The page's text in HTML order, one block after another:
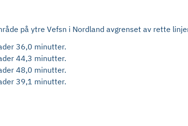
på ytre Vefsn i Nordland avgrenset av rette
36,0 minutter.
44,3 minutter.
48,0 minutter.
39,1 minutter.